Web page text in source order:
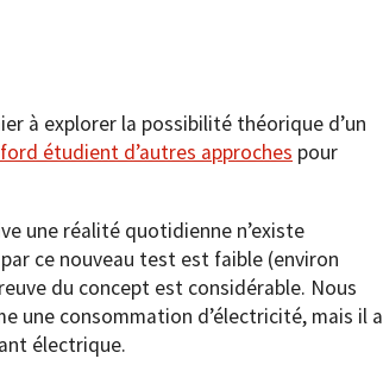
à explorer la possibilité théorique d’un
étudient d’autres approches pour
une réalité quotidienne n’existe
ce nouveau test est faible (environ
du concept est considérable. Nous
une consommation d’électricité, mais il a
électrique.